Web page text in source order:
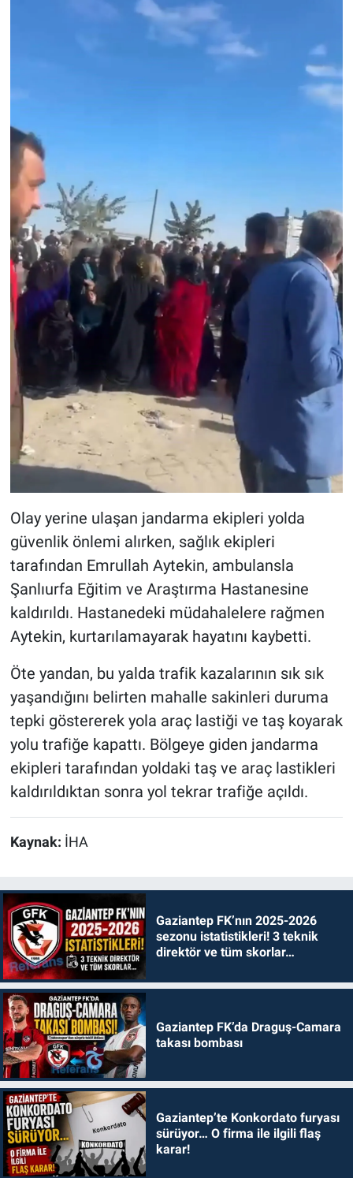
Olay yerine ulaşan jandarma ekipleri yolda
güvenlik önlemi alırken, sağlık ekipleri
tarafından Emrullah Aytekin, ambulansla
Şanlıurfa Eğitim ve Araştırma Hastanesine
kaldırıldı. Hastanedeki müdahalelere rağmen
Aytekin, kurtarılamayarak hayatını kaybetti.
Öte yandan, bu yalda trafik kazalarının sık sık
yaşandığını belirten mahalle sakinleri duruma
tepki göstererek yola araç lastiği ve taş koyarak
yolu trafiğe kapattı. Bölgeye giden jandarma
ekipleri tarafından yoldaki taş ve araç lastikleri
kaldırıldıktan sonra yol tekrar trafiğe açıldı.
Kaynak: İHA
Gaziantep FK’nın 2025-2026
sezonu istatistikleri! 3 teknik
direktör ve tüm skorlar…
Gaziantep FK’da Draguş-Camara
takası bombası
Gaziantep’te Konkordato furyası
sürüyor… O firma ile ilgili flaş
karar!